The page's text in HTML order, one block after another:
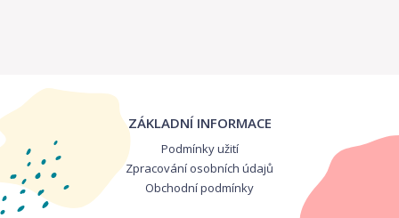
ZÁKLADNÍ INFORMACE
Podmínky užití
Zpracování osobních údajů
Obchodní podmínky